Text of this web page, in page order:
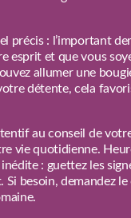
précis : l’important
esprit et que vous
allumer une
détente, cela
au conseil de
vie quotidienne.
: guettez les
Si besoin, demandez le